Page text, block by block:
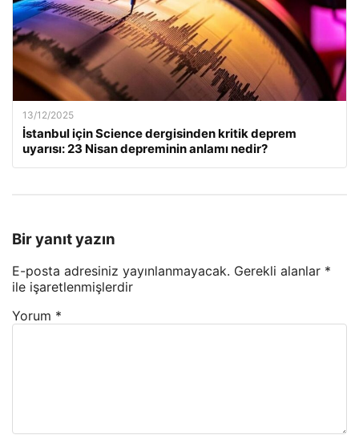
13/12/2025
İstanbul için Science dergisinden kritik deprem
uyarısı: 23 Nisan depreminin anlamı nedir?
Bir yanıt yazın
E-posta adresiniz yayınlanmayacak. Gerekli alanlar *
ile işaretlenmişlerdir
Yorum *